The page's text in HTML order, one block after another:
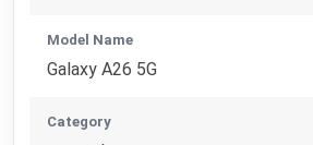
Model Name
Galaxy A26 5G
Category